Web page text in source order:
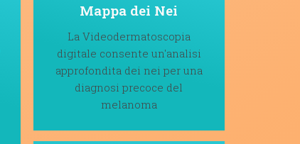
Mappa dei Nei
La Videodermatoscopia
digitale consente un'analisi
approfondita dei nei per una
diagnosi precoce del
melanoma